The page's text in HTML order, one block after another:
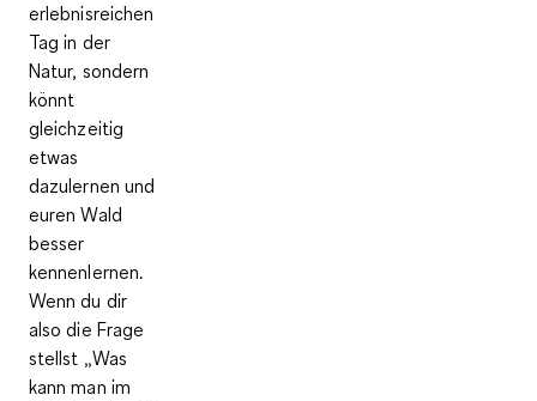
erlebnisreichen
Tag in der
Natur, sondern
könnt
gleichzeitig
etwas
dazulernen und
euren Wald
besser
kennenlernen.
Wenn du dir
also die Frage
stellst „Was
kann man im